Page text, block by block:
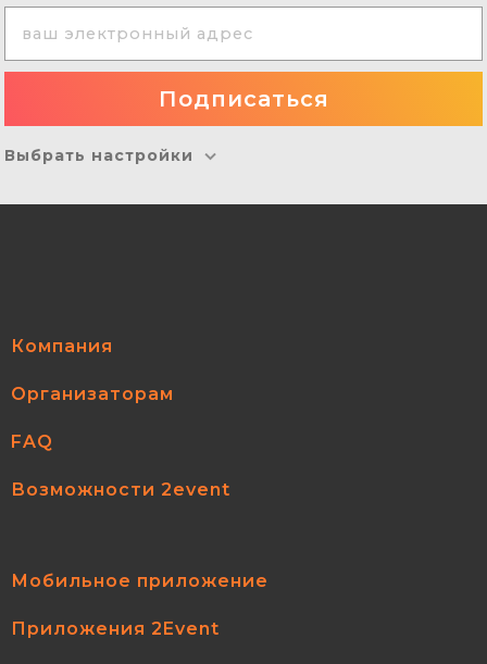
Выбрать настройки
Компания
Организаторам
FAQ
Возможности 2event
Мобильное приложение
Приложения 2Event